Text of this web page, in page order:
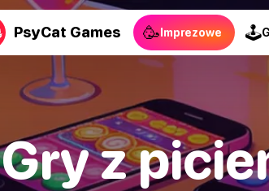
PsyCat Games 🥳Imprezowe 🕹
Gry z